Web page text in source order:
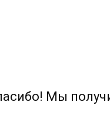
Мы